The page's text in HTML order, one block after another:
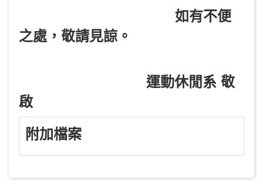
如有不便
之處，敬請見諒。
運動休閒系 敬
啟
附加檔案